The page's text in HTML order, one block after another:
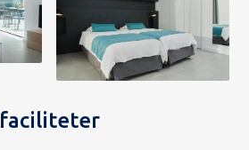
faciliteter